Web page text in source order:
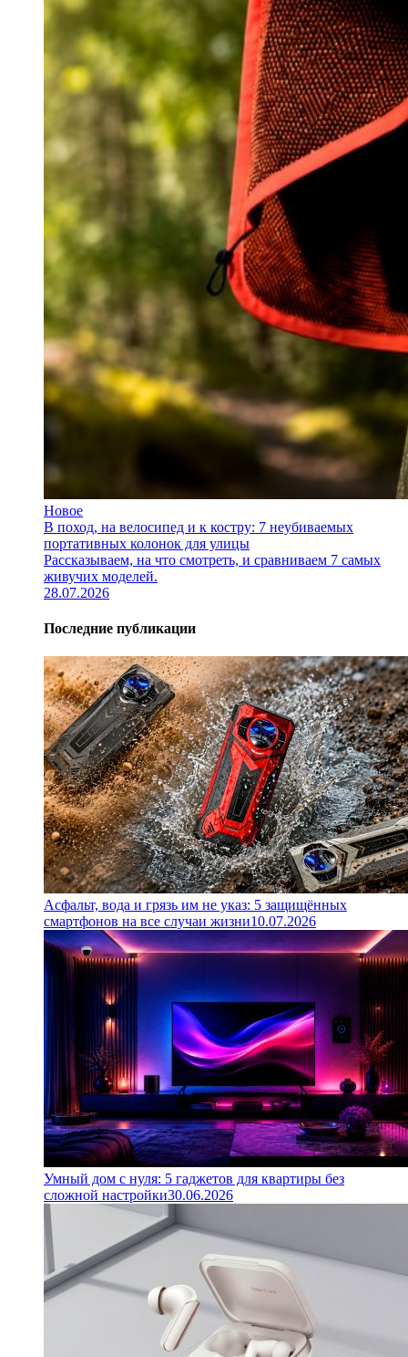
Новое
В поход, на велосипед и к костру: 7 неубиваемых
портативных колонок для улицы
Рассказываем, на что смотреть, и сравниваем 7 самых
живучих моделей.
28.07.2026
Последние публикации
Асфальт, вода и грязь им не указ: 5 защищённых
смартфонов на все случаи жизни10.07.2026
Умный дом с нуля: 5 гаджетов для квартиры без
сложной настройки30.06.2026